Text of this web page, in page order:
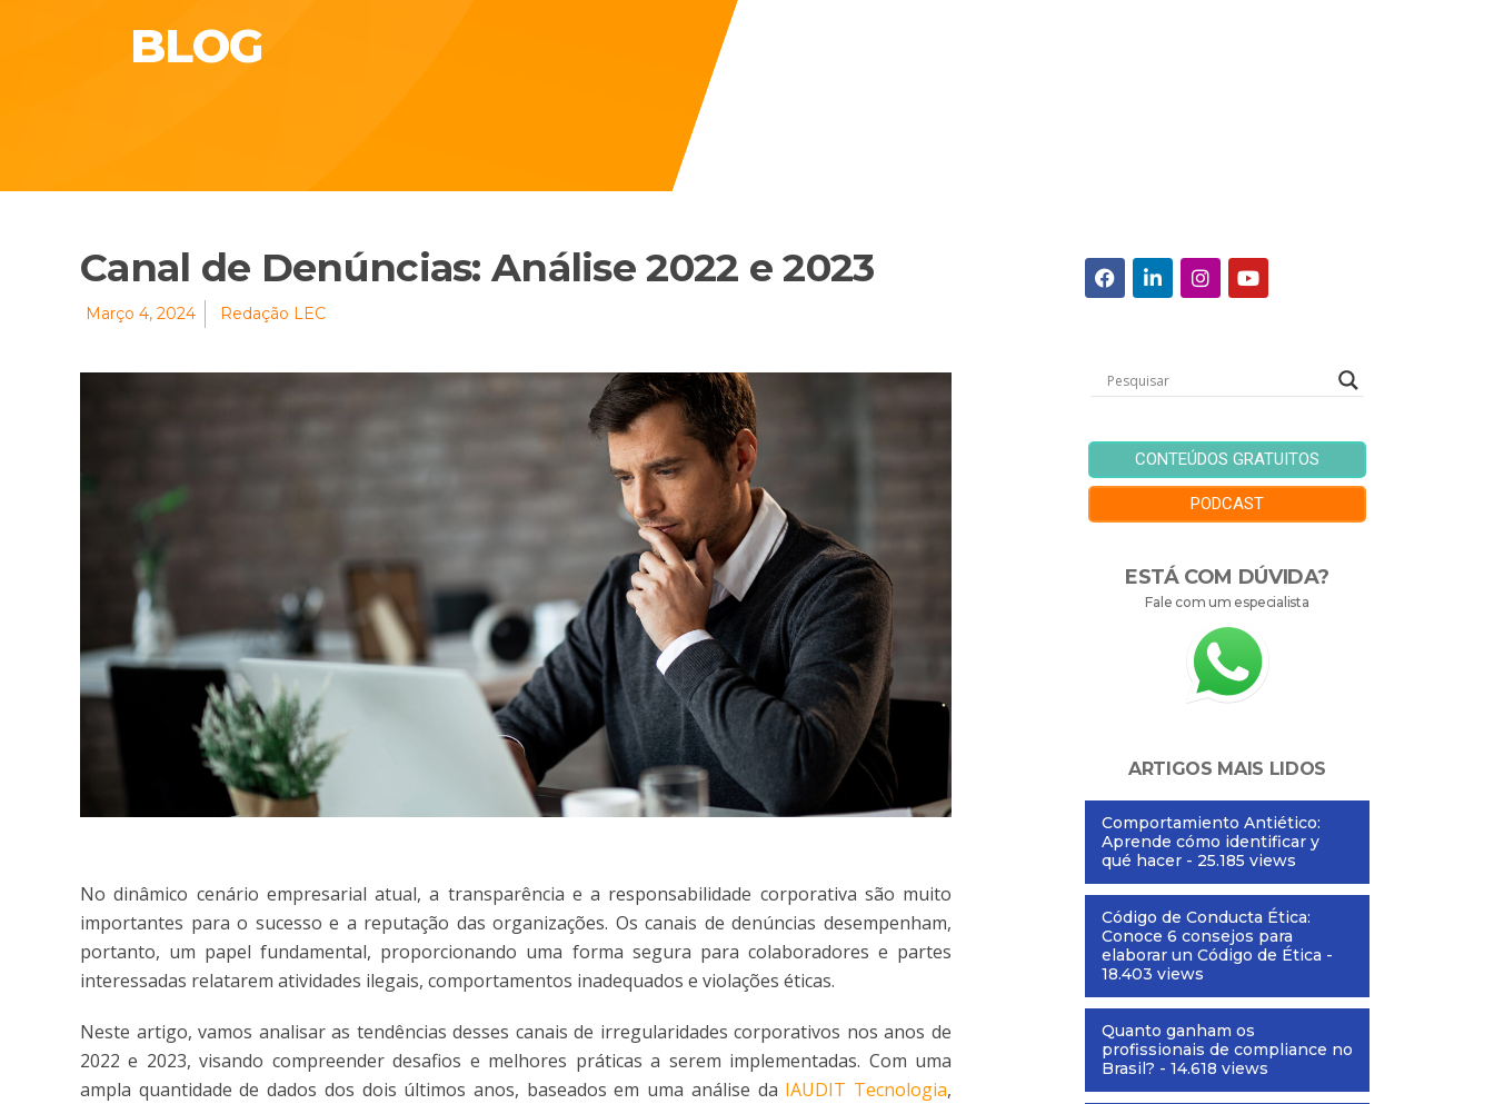
BLOG
Canal de Denúncias: Análise 2022 e 2023
Março 4, 2024 Redação LEC
No dinâmico cenário empresarial atual, a transparência e a responsabilidade corporativa são muito
importantes para o sucesso e a reputação das organizações. Os canais de denúncias desempenham,
portanto, um papel fundamental, proporcionando uma forma segura para colaboradores e partes
interessadas relatarem atividades ilegais, comportamentos inadequados e violações éticas.
Neste artigo, vamos analisar as tendências desses canais de irregularidades corporativos nos anos de
2022 e 2023, visando compreender desafios e melhores práticas a serem implementadas. Com uma
ampla quantidade de dados dos dois últimos anos, baseados em uma análise da IAUDIT Tecnologia,
CONTEÚDOS GRATUITOS
PODCAST
ESTÁ COM DÚVIDA?
Fale com um especialista
ARTIGOS MAIS LIDOS
Comportamiento Antiético:
Aprende cómo identificar y
qué hacer - 25.185 views
Código de Conducta Ética:
Conoce 6 consejos para
elaborar un Código de Ética -
18.403 views
Quanto ganham os
profissionais de compliance no
Brasil? - 14.618 views